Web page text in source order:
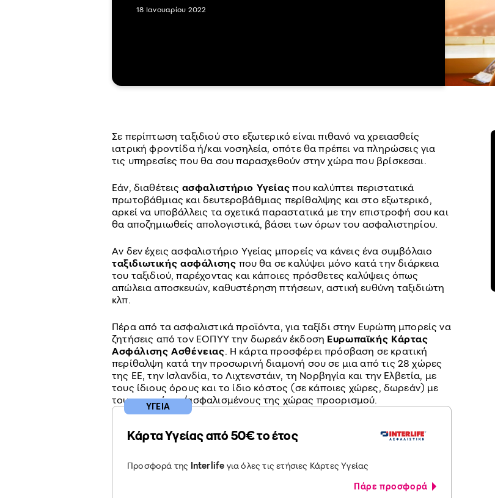
18 Ιανουαρίου 2022
Σε περίπτωση ταξιδιού στο εξωτερικό είναι πιθανό να χρειασθείς
ιατρική φροντίδα ή/και νοσηλεία, οπότε θα πρέπει να πληρώσεις για
τις υπηρεσίες που θα σου παρασχεθούν στην χώρα που βρίσκεσαι.
Εάν, διαθέτεις ασφαλιστήριο Υγείας που καλύπτει περιστατικά
πρωτοβάθμιας και δευτεροβάθμιας περίθαλψης και στο εξωτερικό,
αρκεί να υποβάλλεις τα σχετικά παραστατικά με την επιστροφή σου και
θα αποζημιωθείς απολογιστικά, βάσει των όρων του ασφαλιστηρίου.
Αν δεν έχεις ασφαλιστήριο Υγείας μπορείς να κάνεις ένα συμβόλαιο
ταξιδιωτικής ασφάλισης που θα σε καλύψει μόνο κατά την διάρκεια
του ταξιδιού, παρέχοντας και κάποιες πρόσθετες καλύψεις όπως
απώλεια αποσκευών, καθυστέρηση πτήσεων, αστική ευθύνη ταξιδιώτη
κλπ.
Πέρα από τα ασφαλιστικά προϊόντα, για ταξίδι στην Ευρώπη μπορείς να
ζητήσεις από τον ΕΟΠΥΥ την δωρεάν έκδοση Ευρωπαϊκής Κάρτας
Ασφάλισης Ασθένειας. Η κάρτα προσφέρει πρόσβαση σε κρατική
περίθαλψη κατά την προσωρινή διαμονή σου σε μια από τις 28 χώρες
της ΕΕ, την Ισλανδία, το Λιχτενστάιν, τη Νορβηγία και την Ελβετία, με
τους ίδιους όρους και το ίδιο κόστος (σε κάποιες χώρες, δωρεάν) με
τους υπηκόους/ασφαλισμένους της χώρας προορισμού.
Κάρτα Υγείας από 50€ το έτος
Προσφορά της Interlife για όλες τις ετήσιες Κάρτες Υγείας
Πάρε προσφορά
ΥΓΕΙΑ